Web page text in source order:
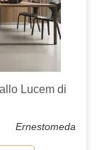
Lucem di
Ernestomeda